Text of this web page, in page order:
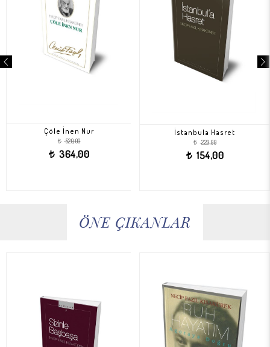
Çöle İnen Nur
t
520,00
t
364,00
İstanbula Hasret
t
220,00
t
154,00
ÖNE ÇIKANLAR